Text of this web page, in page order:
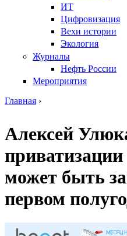
ИТ
Цифровизация
Вехи истории
Экология
Журналы
Нефть России
Мероприятия
Главная ›
Алексей
может быть
первом